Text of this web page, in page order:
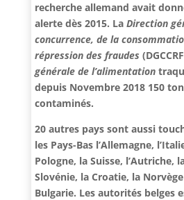
recherche allemand avait
alerte dès 2015. LaDirection
concurrence, de la
répression des fraudes
générale de l’alimentation
depuis Novembre 2018 150
contaminés.
20 autres pays sont aussi
les Pays-Bas l’Allemagne,
Pologne, la Suisse, l’Autriche,
Slovénie, la Croatie, la
Bulgarie. Les autorités belges